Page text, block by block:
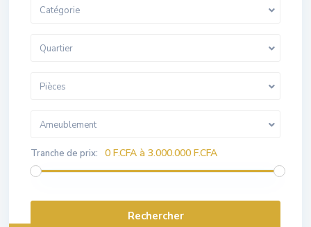
Catégorie
Quartier
Pièces
Ameublement
Tranche de prix: 0 F.CFA à 3.000.000 F.CFA